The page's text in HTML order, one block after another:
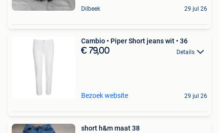
Dilbeek 29 jul 26
Cambio • Piper Short jeans wit • 36
€ 79,00 Details
Bezoek website 29 jul 26
short h&m maat 38